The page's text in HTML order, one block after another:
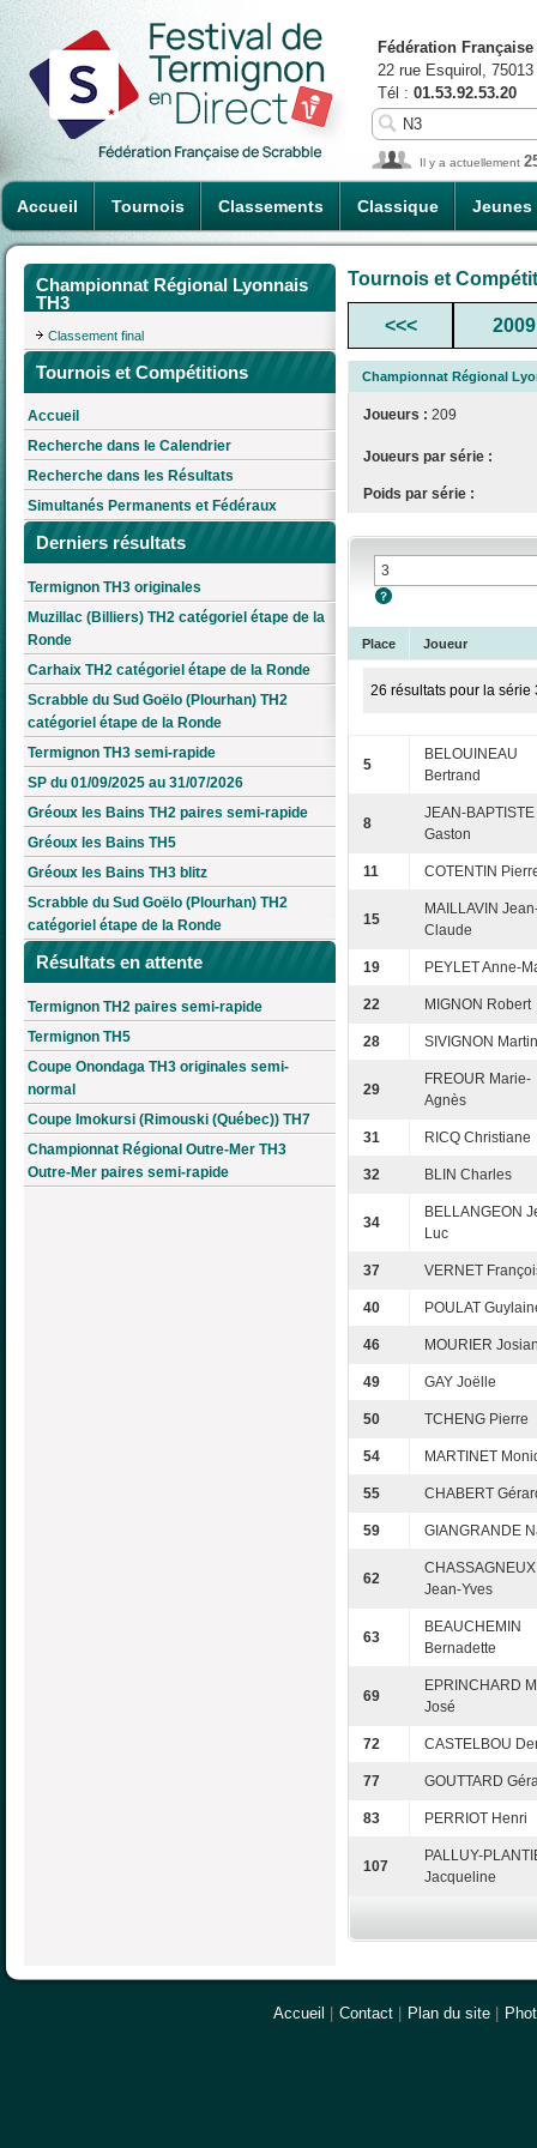
Accueil Tournois Classements Classique Jeunes
Fédération
22 rue Esquirol,
Tél : 01.53.92.53.20
Il y a actuellement
Championnat Régional Lyonnais
TH3
Classement final
Tournois et Compétitions
Accueil
Recherche dans le Calendrier
Recherche dans les Résultats
Simultanés Permanents et Fédéraux
Derniers résultats
Termignon TH3 originales
Muzillac (Billiers) TH2 catégoriel étape de la
Ronde
Carhaix TH2 catégoriel étape de la Ronde
Scrabble du Sud Goëlo (Plourhan) TH2
catégoriel étape de la Ronde
Termignon TH3 semi-rapide
SP du 01/09/2025 au 31/07/2026
Gréoux les Bains TH2 paires semi-rapide
Gréoux les Bains TH5
Gréoux les Bains TH3 blitz
Scrabble du Sud Goëlo (Plourhan) TH2
catégoriel étape de la Ronde
Résultats en attente
Termignon TH2 paires semi-rapide
Termignon TH5
Coupe Onondaga TH3 originales semi-
normal
Coupe Imokursi (Rimouski (Québec)) TH7
Championnat Régional Outre-Mer TH3
Outre-Mer paires semi-rapide
Tournois et
<<< 2009
Championnat Régional
Joueurs : 209
Joueurs par série :
Poids par série :
Place Joueur
26 résultats pour la série
5
BELOUINEAU
Bertrand
8
JEAN-BAPTISTE
Gaston
11 COTENTIN
15
MAILLAVIN
Claude
19 PEYLET Anne-
22 MIGNON Robert
28 SIVIGNON
29
FREOUR Marie-
Agnès
31 RICQ Christiane
32 BLIN Charles
34
BELLANGEON
Luc
37 VERNET
40 POULAT
46 MOURIER
49 GAY Joëlle
50 TCHENG Pierre
54 MARTINET
55 CHABERT
59 GIANGRANDE
62
CHASSAGNEUX
Jean-Yves
63
BEAUCHEMIN
Bernadette
69
EPRINCHARD
José
72 CASTELBOU
77 GOUTTARD
83 PERRIOT Henri
107
PALLUY-
Jacqueline
Accueil Contact Plan du site